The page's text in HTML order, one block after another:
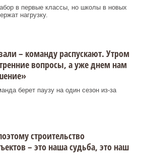
в первые классы, но школы в новых
нагрузку.
– команду распускают. Утром
вопросы, а уже днем нам
берет паузу на один сезон из-за
строительство
– это наша судьба, это наш